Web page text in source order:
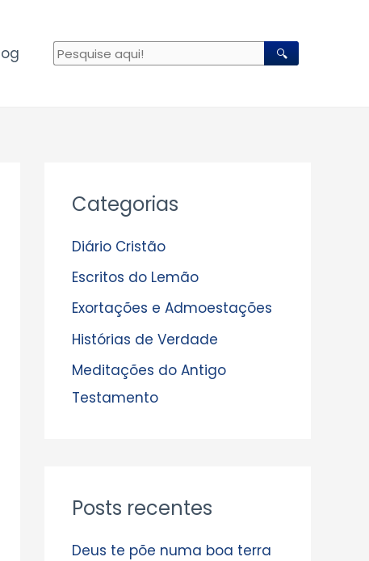
🔍
Categorias
Diário Cristão
Escritos do Lemão
Exortações e Admoestações
Histórias de Verdade
Meditações do Antigo
Testamento
Posts recentes
Deus te põe numa boa terra
r
u
i
v
o
s